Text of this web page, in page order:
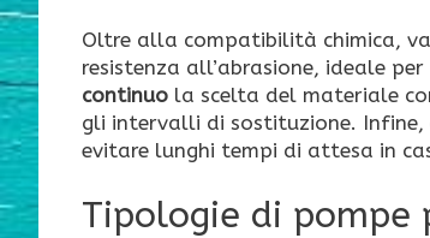
Oltre alla compatibilità chimica,
resistenza all’abrasione, ideale
continuo la scelta del materiale
gli intervalli di sostituzione.
evitare lunghi tempi di attesa in
Tipologie di pompe